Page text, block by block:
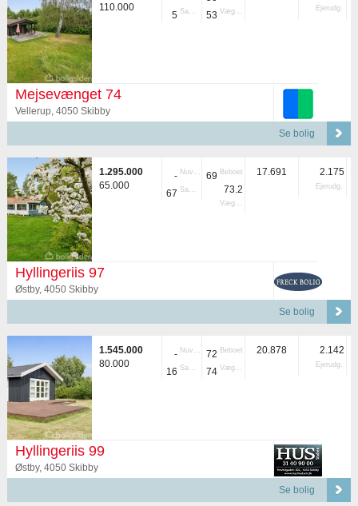
110.000
5 Samlet 53 Vægtet Ejerudg.
Mejsevænget 74
Vellerup, 4050 Skibby
Se bolig
1.295.000
65.000
- Nuvær.
67 Samlet
69 Beboet
73.2
Vægtet
17.691 2.175
Ejerudg.
Hyllingeriis 97
Østby, 4050 Skibby
Se bolig
1.545.000
80.000
- Nuvær.
16 Samlet
72 Beboet
74 Vægtet
20.878 2.142
Ejerudg.
Hyllingeriis 99
Østby, 4050 Skibby
Se bolig